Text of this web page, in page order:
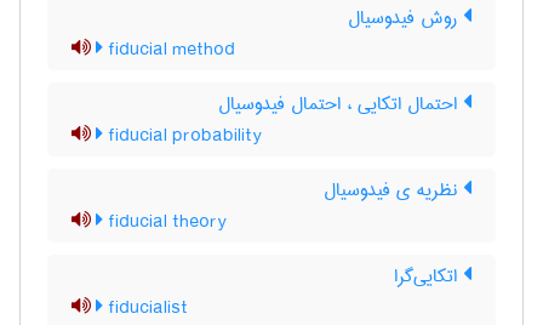
روش فیدوسیال
fiducial method
احتمال اتکایی ، احتمال فیدوسیال
fiducial probability
نظریه ی فیدوسیال
fiducial theory
اتکایی‌گرا
fiducialist